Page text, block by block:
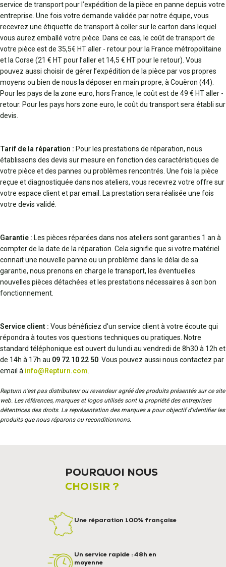
service de transport pour l’expédition de la pièce en panne depuis votre
entreprise. Une fois votre demande validée par notre équipe, vous
recevrez une étiquette de transport à coller sur le carton dans lequel
vous aurez emballé votre pièce. Dans ce cas, le coût de transport de
votre pièce est de 35,5€ HT aller - retour pour la France métropolitaine
et la Corse (21 € HT pour l’aller et 14,5 € HT pour le retour). Vous
pouvez aussi choisir de gérer l’expédition de la pièce par vos propres
moyens ou bien de nous la déposer en main propre, à Couëron (44).
Pour les pays de la zone euro, hors France, le coût est de 49 € HT aller -
retour. Pour les pays hors zone euro, le coût du transport sera établi sur
devis.
Tarif de la réparation : Pour les prestations de réparation, nous
établissons des devis sur mesure en fonction des caractéristiques de
votre pièce et des pannes ou problèmes rencontrés. Une fois la pièce
reçue et diagnostiquée dans nos ateliers, vous recevrez votre offre sur
votre espace client et par email. La prestation sera réalisée une fois
votre devis validé.
Garantie : Les pièces réparées dans nos ateliers sont garanties 1 an à
compter de la date de la réparation. Cela signifie que si votre matériel
connait une nouvelle panne ou un problème dans le délai de sa
garantie, nous prenons en charge le transport, les éventuelles
nouvelles pièces détachées et les prestations nécessaires à son bon
fonctionnement.
Service client : Vous bénéficiez d'un service client à votre écoute qui
répondra à toutes vos questions techniques ou pratiques. Notre
standard téléphonique est ouvert du lundi au vendredi de 8h30 à 12h et
de 14h à 17h au 09 72 10 22 50 . Vous pouvez aussi nous contactez par
email à info@Repturn.com
Repturn n’est pas distributeur ou revendeur agréé des produits présentés sur ce site
web. Les références, marques et logos utilisés sont la propriété des entreprises
détentrices des droits. La représentation des marques a pour objectif d’identifier les
produits que nous réparons ou reconditionnons.
POURQUOI NOUS
CHOISIR ?
Une réparation 100% française
Un service rapide : 48h en
moyenne